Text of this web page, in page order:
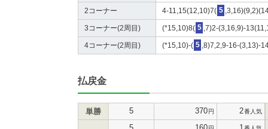
2コーナー 4-11,15(12,10)7( 5
3コーナー(2周目) (*15,10)8( 5 ,7)2-(3,16,9)-
4コーナー(2周目) (*15,10)-( 5 ,8)7,2,9-16-(3,13)-
払戻金
単勝 5 370円 2番人気